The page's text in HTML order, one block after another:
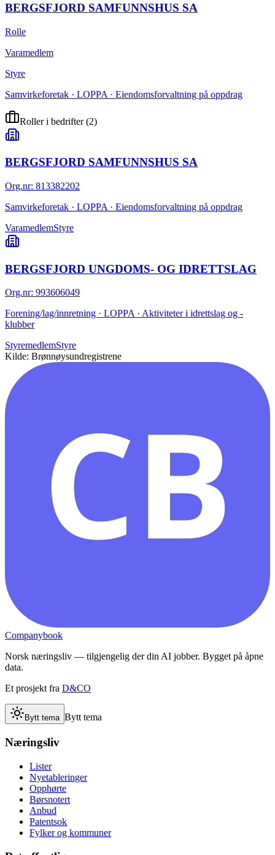
BERGSFJORD SAMFUNNSHUS SA
Rolle
Varamedlem
Styre
Samvirkeforetak · LOPPA · Eiendomsforvaltning på oppdrag
Roller i bedrifter(2)
BERGSFJORD SAMFUNNSHUS SA
Org.nr: 813382202
Samvirkeforetak · LOPPA · Eiendomsforvaltning på oppdrag
VaramedlemStyre
BERGSFJORD UNGDOMS- OG IDRETTSLAG
Org.nr: 993606049
Forening/lag/innretning · LOPPA · Aktiviteter i idrettslag og -
klubber
StyremedlemStyre
Kilde: Brønnøysundregistrene
CB
Companybook
Norsk næringsliv — tilgjengelig der din AI jobber. Bygget på åpne
data.
Et prosjekt fra D&CO
Bytt tema Bytt tema
Næringsliv
Lister
Nyetableringer
Opphørte
Børsnotert
Anbud
Patentsok
Fylker og kommuner